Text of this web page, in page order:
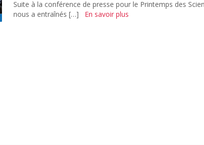
Suite à la conférence de presse pour le Printemps des
nous a entraînés […]
En savoir plus